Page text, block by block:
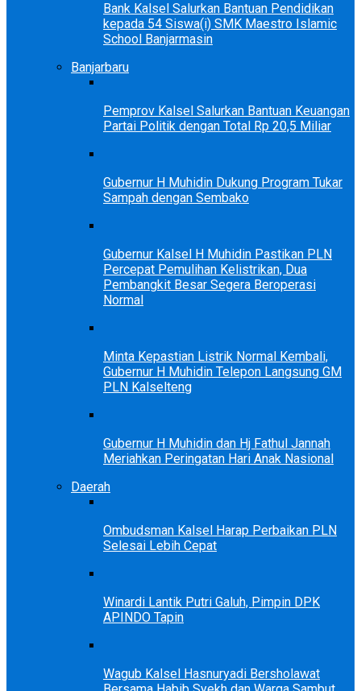
Bank Kalsel Salurkan Bantuan Pendidikan
kepada 54 Siswa(i) SMK Maestro Islamic
School Banjarmasin
Banjarbaru
Pemprov Kalsel Salurkan Bantuan Keuangan
Partai Politik dengan Total Rp 20,5 Miliar
Gubernur H Muhidin Dukung Program Tukar
Sampah dengan Sembako
Gubernur Kalsel H Muhidin Pastikan PLN
Percepat Pemulihan Kelistrikan, Dua
Pembangkit Besar Segera Beroperasi
Normal
Minta Kepastian Listrik Normal Kembali,
Gubernur H Muhidin Telepon Langsung GM
PLN Kalselteng
Gubernur H Muhidin dan Hj Fathul Jannah
Meriahkan Peringatan Hari Anak Nasional
Daerah
Ombudsman Kalsel Harap Perbaikan PLN
Selesai Lebih Cepat
Winardi Lantik Putri Galuh, Pimpin DPK
APINDO Tapin
Wagub Kalsel Hasnuryadi Bersholawat